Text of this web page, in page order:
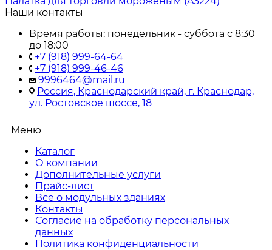
Наши контакты
Время работы: понедельник - суббота с 8:30
до 18:00
+7 (918) 999-64-64
+7 (918) 999-46-46
9996464@mail.ru
Россия, Краснодарский край, г. Краснодар,
ул. Ростовское шоссе, 18
Меню
Каталог
О компании
Дополнительные услуги
Прайс-лист
Все о модульных зданиях
Контакты
Согласие на обработку персональных
данных
Политика конфиденциальности